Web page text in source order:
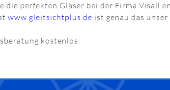
perfekten Gläser bei der Firma Visall
www.gleitsichtplus.de ist genau das unser
kostenlos.